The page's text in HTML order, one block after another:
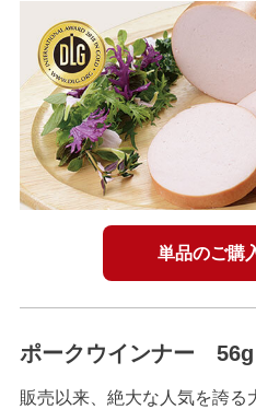
単品のご購
ポークウインナー 56g
販売以来、絶大な人気を誇る